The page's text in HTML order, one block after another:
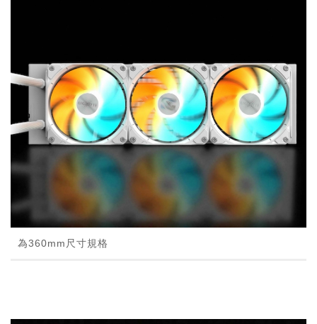
為360mm尺寸規格